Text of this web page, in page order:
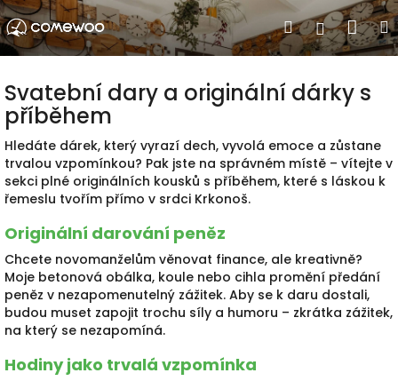
Přejít
na
obsah
Hledat
Svatební dary a originální dárky s
příběhem
Hledáte dárek, který vyrazí dech, vyvolá emoce a zůstane
trvalou vzpomínkou? Pak jste na správném místě – vítejte v
sekci plné originálních kousků s příběhem, které s láskou k
řemeslu tvořím přímo v srdci Krkonoš.
Originální darování peněz
Chcete novomanželům věnovat finance, ale kreativně?
Moje betonová obálka, koule nebo cihla promění předání
peněz v nezapomenutelný zážitek. Aby se k daru dostali,
budou muset zapojit trochu síly a humoru – zkrátka zážitek,
na který se nezapomíná.
Hodiny jako trvalá vzpomínka